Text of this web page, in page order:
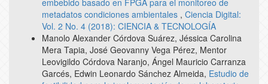
embebido basado en FPGA para el monitoreo de
metadatos condiciones ambientales , Ciencia Digital:
Vol. 2 No. 4 (2018): CIENCIA & TECNOLOGÍA
Manolo Alexander Córdova Suárez, Jéssica Carolina
Mera Tapia, José Geovanny Vega Pérez, Mentor
Leovigildo Córdova Naranjo, Ángel Mauricio Carranza
Garcés, Edwin Leonardo Sánchez Almeida, Estudio de